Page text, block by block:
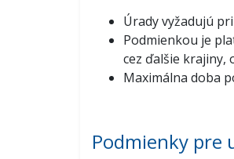
Úrady vyžadujú
Podmienkou je
cez ďalšie krajiny,
Maximálna doba
Podmienky pre